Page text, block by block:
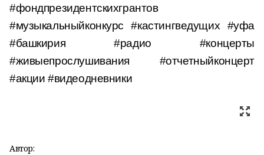
#фондпрезидентскихгрантов
#музыкальныйконкурс #кастингведущих #уфа
#башкирия #радио #концерты
#живыепрослушивания #отчетныйконцерт
#акции #видеодневники
Автор: